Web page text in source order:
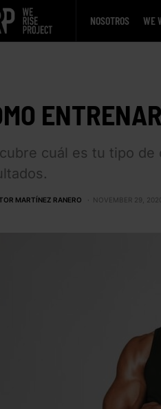
NOSOTROS WE
cuál es tu tipo
MARTÍNEZ RANERO NOVEMBER 29,